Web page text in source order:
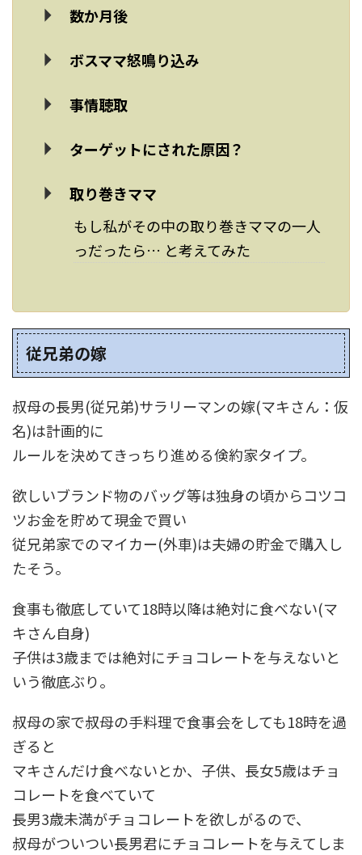
数か月後
ボスママ怒鳴り込み
事情聴取
ターゲットにされた原因？
取り巻きママ
もし私がその中の取り巻きママの一人
っだったら… と考えてみた
従兄弟の嫁
叔母の長男(従兄弟)サラリーマンの嫁(マキさん：仮
名)は計画的に
ルールを決めてきっちり進める倹約家タイプ。
欲しいブランド物のバッグ等は独身の頃からコツコ
ツお金を貯めて現金で買い
従兄弟家でのマイカー(外車)は夫婦の貯金で購入し
たそう。
食事も徹底していて18時以降は絶対に食べない(マ
キさん自身)
子供は3歳までは絶対にチョコレートを与えないと
いう徹底ぶり。
叔母の家で叔母の手料理で食事会をしても18時を過
ぎると
マキさんだけ食べないとか、子供、長女5歳はチョ
コレートを食べていて
長男3歳未満がチョコレートを欲しがるので、
叔母がついつい長男君にチョコレートを与えてしま